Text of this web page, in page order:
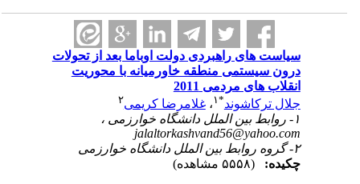
سیاست های راهبردی دولت اوباما بعد از تحولات
درون سیستمی منطقه خاورمیانه با محوریت
انقلاب های مردمی 2011
جلال ترکاشوند*۱،غلامرضا کریمی
jalaltorkashvand56@yahoo.com
چکیده: